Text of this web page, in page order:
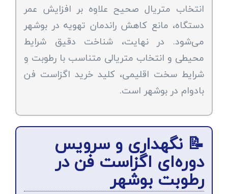
انتخاب متریال صحیح علاوه بر افزایش عمر
دستگاه، مانع کاهش راندمان تهویه در بوشهر
می‌شود. در نهایت، شناخت دقیق شرایط
محیطی و انتخاب متریالی متناسب با رطوبت و
شرایط سخت اقلیمی، کلید خرید اگزاست فن
بادوام در بوشهر است.
📝 نگهداری و سرویس
دوره‌ای اگزاست فن در
رطوبت بوشهر